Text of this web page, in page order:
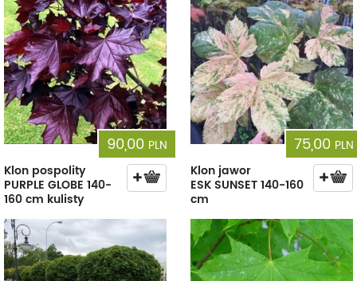
90,00 PLN
Klon pospolity
PURPLE GLOBE 140-
160 cm kulisty
75,00 PLN
Klon jawor
ESK SUNSET 140-160
cm